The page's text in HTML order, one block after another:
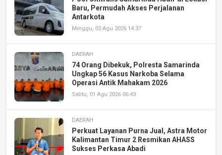
Baru, Permudah Akses Perjalanan
Antarkota
Minggu, 02 Agu 2026 14:37
DAERAH
74 Orang Dibekuk, Polresta Samarinda
Ungkap 56 Kasus Narkoba Selama
Operasi Antik Mahakam 2026
Sabtu, 01 Agu 2026 06:43
DAERAH
Perkuat Layanan Purna Jual, Astra Motor
Kalimantan Timur 2 Resmikan AHASS
Sukses Perkasa Abadi